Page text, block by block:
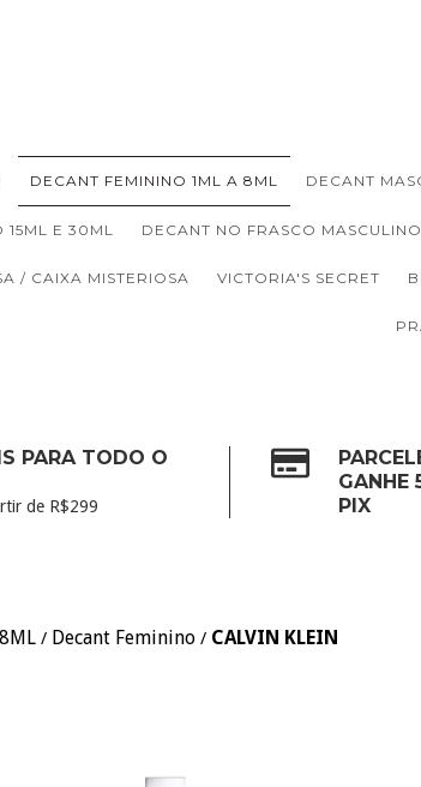
DECANT FEMININO 1ML A 8ML DECANT
15ML E 30ML DECANT NO FRASCO
/ CAIXA MISTERIOSA VICTORIA'S SECRET
PARA TODO O
de R$299
GANHE
PIX
/ Decant Feminino / CALVIN KLEIN